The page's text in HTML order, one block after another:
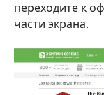
переходите к
части экрана.